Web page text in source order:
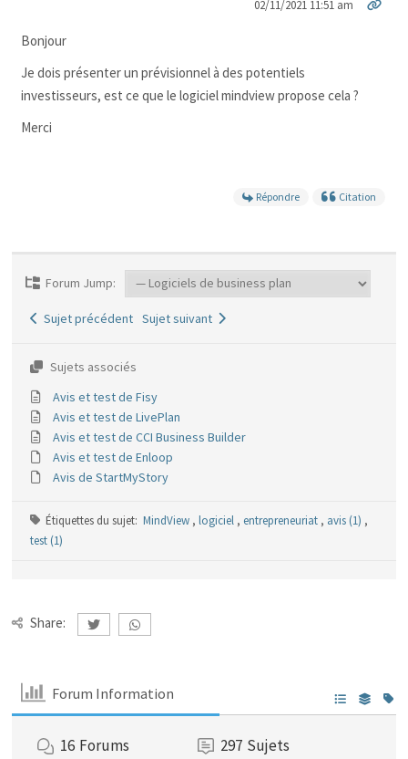
02/11/2021 11:51 am
Bonjour
Je dois présenter un prévisionnel à des potentiels
investisseurs, est ce que le logiciel mindview propose cela ?
Merci
Répondre Citation
Forum Jump:
Sujet précédent Sujet suivant
Sujets associés
Avis et test de Fisy
Avis et test de LivePlan
Avis et test de CCI Business Builder
Avis et test de Enloop
Avis de StartMyStory
Étiquettes du sujet: MindView , logiciel , entrepreneuriat , avis (1) ,
test (1)
Share:
Forum Information
16 Forums 297 Sujets